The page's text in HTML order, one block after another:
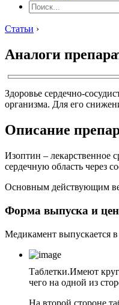
Статьи ›
Аналоги
Здоровье сердечно-
организма. Для его
Описание
Изоптин – лекарственное
сердечную область через
Основным действующим
Форма выпуска и
Медикамент выпускается
Таблетки.Имеют
чего на одной из
На второй стороне